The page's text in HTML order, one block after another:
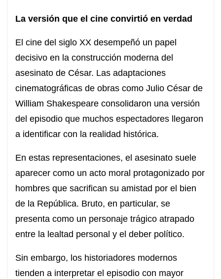
La versión que el cine convirtió en verdad
El cine del siglo XX desempeñó un papel
decisivo en la construcción moderna del
asesinato de César. Las adaptaciones
cinematográficas de obras como Julio César de
William Shakespeare consolidaron una versión
del episodio que muchos espectadores llegaron
a identificar con la realidad histórica.
En estas representaciones, el asesinato suele
aparecer como un acto moral protagonizado por
hombres que sacrifican su amistad por el bien
de la República. Bruto, en particular, se
presenta como un personaje trágico atrapado
entre la lealtad personal y el deber político.
Sin embargo, los historiadores modernos
tienden a interpretar el episodio con mayor